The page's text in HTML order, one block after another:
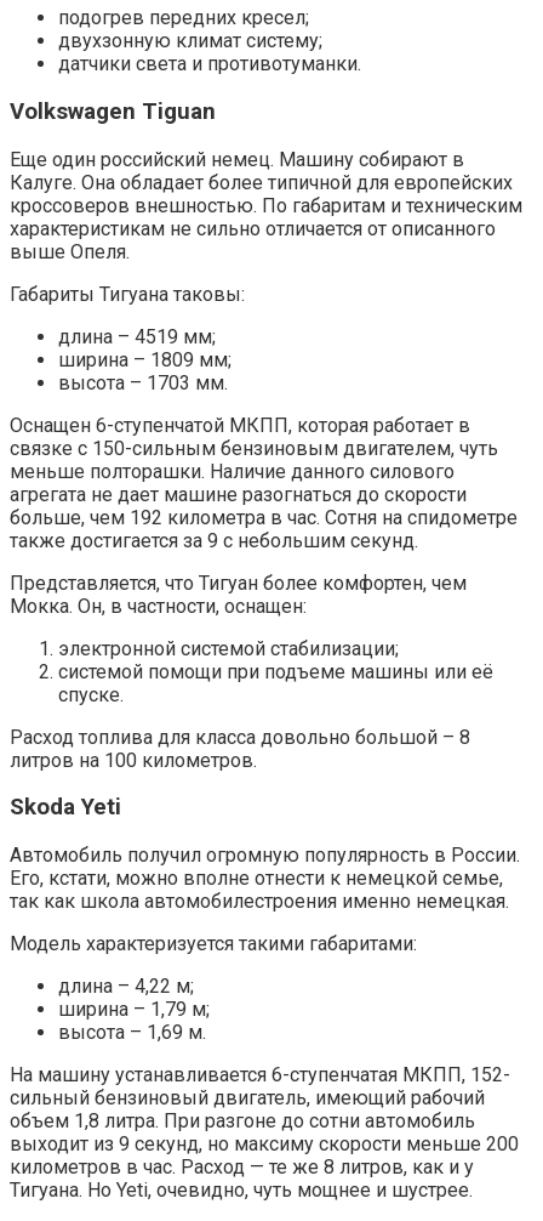
подогрев передних кресел;
двухзонную климат систему;
датчики света и противотуманки.
Volkswagen Tiguan
Еще один российский немец. Машину собирают в
Калуге. Она обладает более типичной для европейских
кроссоверов внешностью. По габаритам и техническим
характеристикам не сильно отличается от описанного
выше Опеля.
Габариты Тигуана таковы:
длина – 4519 мм;
ширина – 1809 мм;
высота – 1703 мм.
Оснащен 6-ступенчатой МКПП, которая работает в
связке с 150-сильным бензиновым двигателем, чуть
меньше полторашки. Наличие данного силового
агрегата не дает машине разогнаться до скорости
больше, чем 192 километра в час. Сотня на спидометре
также достигается за 9 с небольшим секунд.
Представляется, что Тигуан более комфортен, чем
Мокка. Он, в частности, оснащен:
электронной системой стабилизации;
системой помощи при подъеме машины или её
спуске.
Расход топлива для класса довольно большой – 8
литров на 100 километров.
Skoda Yeti
Автомобиль получил огромную популярность в России.
Его, кстати, можно вполне отнести к немецкой семье,
так как школа автомобилестроения именно немецкая.
Модель характеризуется такими габаритами:
длина – 4,22 м;
ширина – 1,79 м;
высота – 1,69 м.
На машину устанавливается 6-ступенчатая МКПП, 152-
сильный бензиновый двигатель, имеющий рабочий
объем 1,8 литра. При разгоне до сотни автомобиль
выходит из 9 секунд, но максиму скорости меньше 200
километров в час. Расход — те же 8 литров, как и у
Тигуана. Но Yeti, очевидно, чуть мощнее и шустрее.